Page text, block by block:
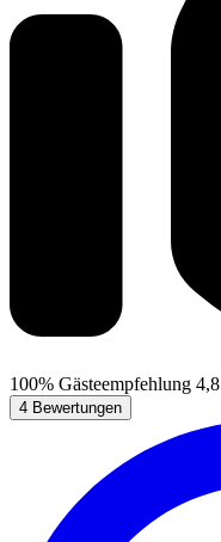
100% Gästeempfehlung 4,8
4 Bewertungen